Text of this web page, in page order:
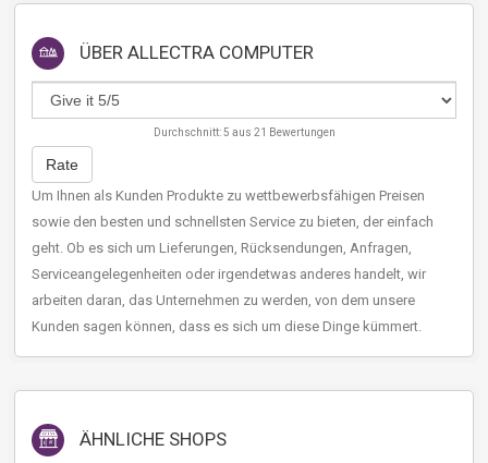
AKTION
ÜBER ALLECTRA COMPUTER
Durchschnitt:5 aus 21 Bewertungen
Rate
Um Ihnen als Kunden Produkte zu wettbewerbsfähigen Preisen
sowie den besten und schnellsten Service zu bieten, der einfach
geht. Ob es sich um Lieferungen, Rücksendungen, Anfragen,
Serviceangelegenheiten oder irgendetwas anderes handelt, wir
arbeiten daran, das Unternehmen zu werden, von dem unsere
Kunden sagen können, dass es sich um diese Dinge kümmert.
ÄHNLICHE SHOPS